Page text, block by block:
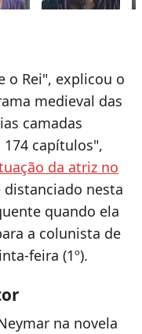
o Rei", explicou o
medieval das
camadas
capítulos",
da atriz no
nesta
quando ela
a colunista de
feira (1º).
na novela